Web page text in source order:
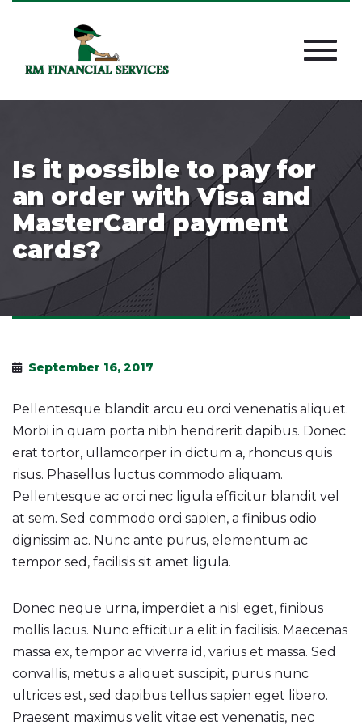
Is it possible to pay for
an order with Visa and
MasterCard payment
cards?
September 16, 2017
Pellentesque blandit arcu eu orci venenatis aliquet.
Morbi in quam porta nibh hendrerit dapibus. Donec
erat tortor, ullamcorper in dictum a, rhoncus quis
risus. Phasellus luctus commodo aliquam.
Pellentesque ac orci nec ligula efficitur blandit vel
at sem. Sed commodo orci sapien, a finibus odio
dignissim ac. Nunc ante purus, elementum ac
tempor sed, facilisis sit amet ligula.
Donec neque urna, imperdiet a nisl eget, finibus
mollis lacus. Nunc efficitur a elit in facilisis. Maecenas
massa ex, tempor ac viverra id, varius et massa. Sed
convallis, metus a aliquet suscipit, purus nunc
ultrices est, sed dapibus tellus sapien eget libero.
Praesent maximus velit vitae est venenatis, nec